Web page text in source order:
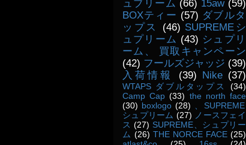
ュプリーム (66) 15aw (59)
BOXティー (57) ダブルタ
ップス
(46) SUPREMEシ
ュプリーム (43) シュプリ
ーム、 買取キャンペーン
(42) フールズジャッジ (39)
入荷情報
(39) Nike (37)
WTAPS ダブルタップス
(34)
Camp Cap (33) the north face
(30) boxlogo (28) 、SUPREME
シュプリーム (27) ノースフェイ
ス (27) SUPREME、シュプリー
ム (26) THE NORCE FACE (25)